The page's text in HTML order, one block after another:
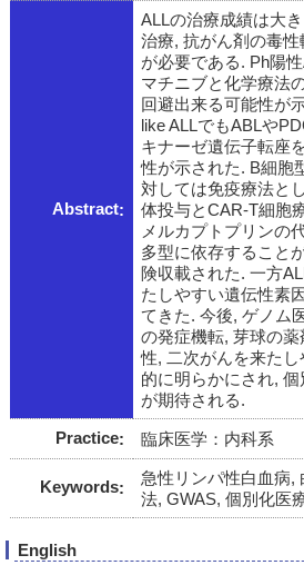
Abstract
ALLの治療成績は大
治療, 抗がん剤の毒
が必要である. Ph陽
マチニブと化学療法
回避出来る可能性が
like ALLでもABLや
キナーゼ遺伝子転座
性が示された. B細胞
対しては免疫療法と
体投与とCAR-T細胞
メルカプトプリンの
多型に依存すること
険収載された. 一方
たしやすい遺伝性素
てきた. 今後, ゲノム
の発症機転, 芽球の
性, 二次がんを来た
的に明らかにされ,
が期待される.
Practice
臨床医学：内科系
Keywords
急性リンパ性白血病,
法, GWAS, 個別化医
English